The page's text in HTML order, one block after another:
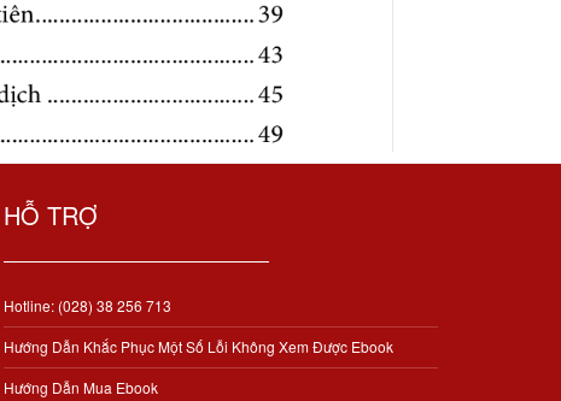
HỖ TRỢ
Hotline: (028) 38 256 713
Hướng Dẫn Khắc Phục Một Số Lỗi Không Xem Được Ebook
Hướng Dẫn Mua Ebook